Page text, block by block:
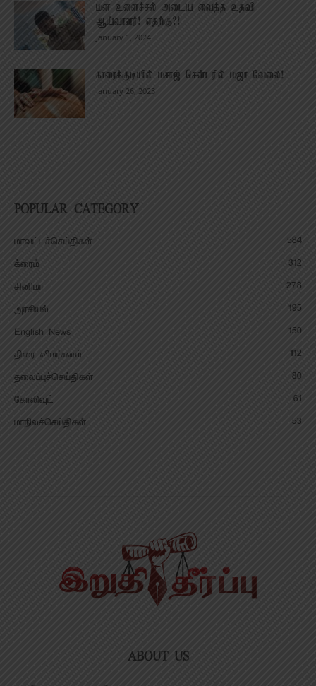
மன உளைச்சல் அடைய வைத்த உதவி
ஆய்வாளர்! எதற்கு?!
January 1, 2024
காரைக்குடியில் மசாஜ் சென்டரில் மஜா வேலை!
January 26, 2023
POPULAR CATEGORY
மாவட்டச்செய்திகள்
584
க்ரைம்
312
சினிமா
278
அரசியல்
195
English News
150
திரை விமர்சனம்
112
தலைப்புச்செய்திகள்
80
கோலிவுட்
61
மாநிலச்செய்திகள்
53
ABOUT US